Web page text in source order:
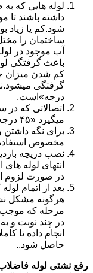
لوله هایی که
داشته باشند تا
شود.کم یا
ساختمان را
آب موجود در
باعث گرفتگی
کم شدن میزان
درجه»است.
اتصالاتی که
میگیرد «۴۵ درجه»است.
برای نگه داشتن
مخصوص
نصب دریچه
انتهای لوله
در صورت لزوم
بعد از اتمام
هرگونه مشکل
مرحله که موجب
انجام داده تا
حاصل شود..
رفع نشتی لوله